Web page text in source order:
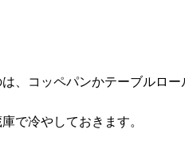
、コッペパンかテーブルロー
で冷やしておきます。